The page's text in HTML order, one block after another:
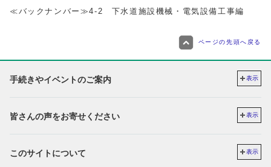
≪バックナンバー≫4‐2 下水道施設機械・電気設備工事編
ページの先頭へ戻る
手続きやイベントのご案内 表示
皆さんの声をお寄せください 表示
このサイトについて 表示